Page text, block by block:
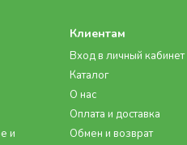
и
Клиентам
Вход в личный кабинет
Каталог
О нас
Оплата и доставка
Обмен и возврат